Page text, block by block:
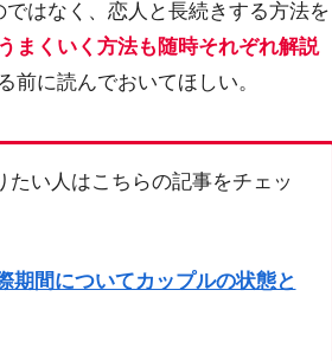
はなく、恋人と長続きする方法を
まくいく方法も随時それぞれ解説
に読んでおいてほしい。
たい人はこちらの記事をチェッ
期間についてカップルの状態と